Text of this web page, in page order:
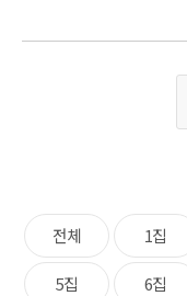
전체 1집
5집 6집